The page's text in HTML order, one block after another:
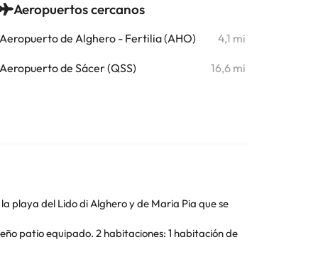
Aeropuertos cercanos
Aeropuerto de Alghero - Fertilia (AHO) 4,1 mi
Aeropuerto de Sácer (QSS) 16,6 mi
playa del Lido di Alghero y de Maria Pia que se
patio equipado. 2 habitaciones: 1 habitación de